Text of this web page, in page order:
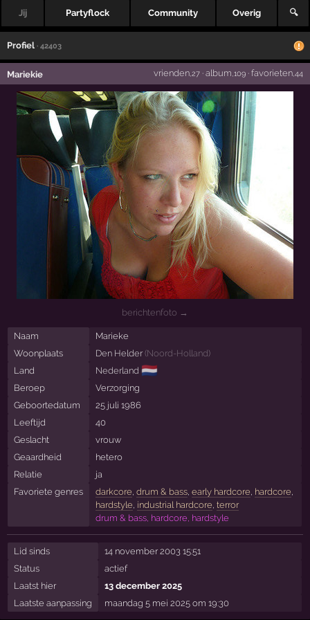
Jij Partyflock Community Overig 🔍
Profiel · 42403
Mariekie vrienden,27· album ,109· favorieten,44
berichtenfoto →
Naam
Marieke
Woonplaats
Den Helder (Noord-Holland)
Land
Nederland 🇳🇱
Beroep
Verzorging
Geboortedatum
25 juli 1986
Leeftijd
40
Geslacht
vrouw
Geaardheid
hetero
Relatie
ja
Favoriete genres
darkcore drum & bass, early hardcore hardcore
hardstyle industrial hardcore terror
drum & bass, hardcore, hardstyle
Lid sinds
14 november 2003 15:51
Status
actief
Laatst hier
13 december 2025
Laatste aanpassing
maandag 5 mei 2025 om 19:30